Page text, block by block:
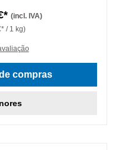
(incl. IVA)
/ 1 kg)
compras